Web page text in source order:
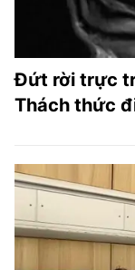
Đứt rời trực
Thách thức